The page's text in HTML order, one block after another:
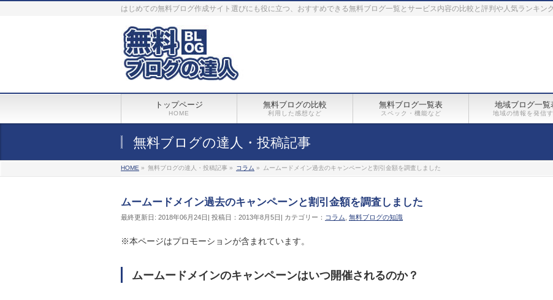
はじめての無料ブログ作成サイト選びにも役に立つ、おすすめできる無料ブログ一覧とサービス内容の比較と評判や人気ランキン
トップページ
HOME
無料ブログの比較
利用した感想など
無料ブログ一覧表
スペック・機能など
地域ブログ一覧
地域の情報を発信
無料ブログの達人・投稿記事
HOME » 無料ブログの達人・投稿記事 » コラム » ムームードメイン過去のキャンペーンと割引金額を調査しました
ムームードメイン過去のキャンペーンと割引金額を調査しました
最終更新日: 2018年06月24日| 投稿日：2013年8月5日| カテゴリー： コラム 無料ブログの知識
ムームードメインのキャンペーンはいつ開催されるのか？